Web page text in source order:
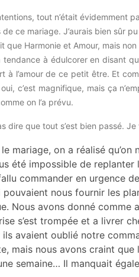
tout n’était évidemment
ce mariage. J’aurais bien sûr
que Harmonie et Amour, mais
à édulcorer en disant
à l’amour de ce petit être. Et
c’est magnifique, mais ça
on l’a prévu.
dire que tout s’est bien passé.
mariage, on a réalisé
été impossible de
commander en urgence
nous fournir les
Nous avons donné comme
s’est trompée et a livrer
avaient oublié notre
mais nous avons craint
semaine… Il manquait